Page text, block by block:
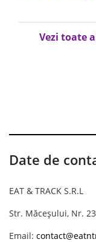
Vezi toate
Date de
EAT & TRACK S.R.L
Str. Măceșului, Nr.
Email: